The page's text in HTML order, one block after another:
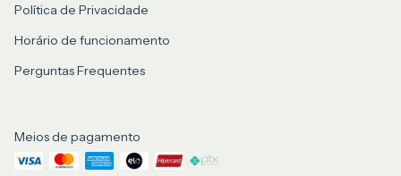
Política de Privacidade
Horário de funcionamento
Perguntas Frequentes
Meios de pagamento